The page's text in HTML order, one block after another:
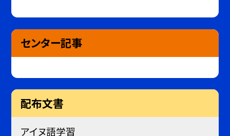
センター記事
配布文書
アイヌ語学習